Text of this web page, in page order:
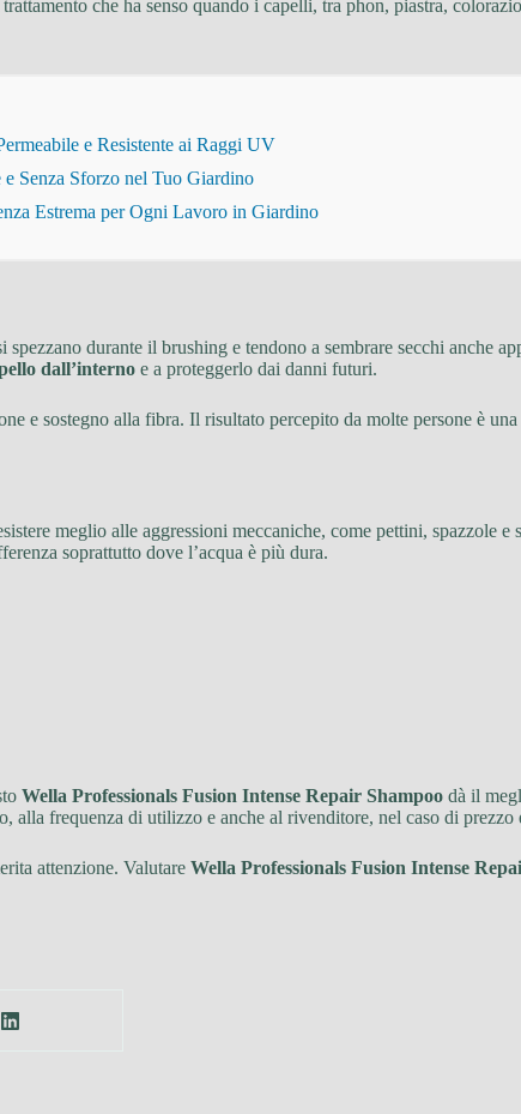
che ha senso quando i capelli, tra phon, piastra,
e Resistente ai Raggi UV
Senza Sforzo nel Tuo Giardino
Estrema per Ogni Lavoro in Giardino
durante il brushing e tendono a sembrare secchi anche
dall’interno e a proteggerlo dai danni futuri.
e sostegno alla fibra. Il risultato percepito da molte persone è
meglio alle aggressioni meccaniche, come pettini, spazzole e
soprattutto dove l’acqua è più dura.
Wella Professionals Fusion Intense Repair Shampoo dà il
alla frequenza di utilizzo e anche al rivenditore, nel caso di
attenzione. Valutare Wella Professionals Fusion Intense